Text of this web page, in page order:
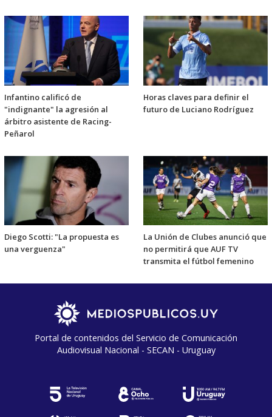
Infantino calificó de
"indignante" la agresión al
árbitro asistente de Racing-
Peñarol
Horas claves para definir el
futuro de Luciano Rodríguez
Diego Scotti: "La propuesta es
una verguenza"
La Unión de Clubes anunció que
no permitirá que AUF TV
transmita el fútbol femenino
Portal de contenidos del Servicio de Comunicación
Audiovisual Nacional - SECAN - Uruguay